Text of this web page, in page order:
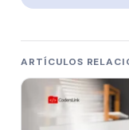
ARTÍCULOS